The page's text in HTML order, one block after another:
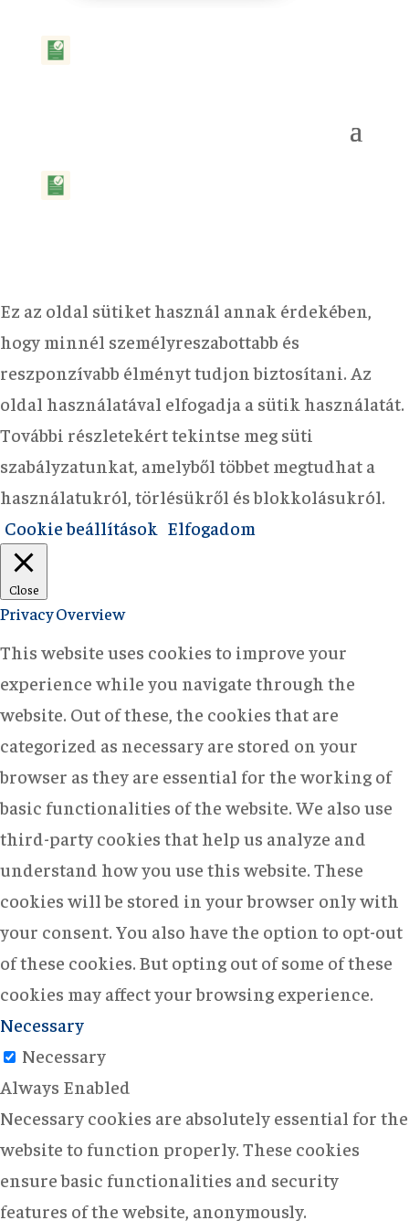
Ez az oldal sütiket használ annak érdekében,
hogy minnél személyreszabottabb és
reszponzívabb élményt tudjon biztosítani. Az
oldal használatával elfogadja a sütik használatát.
További részletekért tekintse meg süti
szabályzatunkat, amelyből többet megtudhat a
használatukról, törlésükről és blokkolásukról.
Cookie beállítások Elfogadom
Close
Privacy Overview
This website uses cookies to improve your
experience while you navigate through the
website. Out of these, the cookies that are
categorized as necessary are stored on your
browser as they are essential for the working of
basic functionalities of the website. We also use
third-party cookies that help us analyze and
understand how you use this website. These
cookies will be stored in your browser only with
your consent. You also have the option to opt-out
of these cookies. But opting out of some of these
cookies may affect your browsing experience.
Necessary
Necessary
Always Enabled
Necessary cookies are absolutely essential for the
website to function properly. These cookies
ensure basic functionalities and security
features of the website, anonymously.